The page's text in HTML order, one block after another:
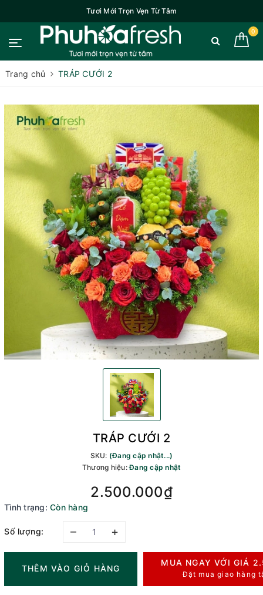
Tươi Mới Trọn Vẹn Từ Tâm
0
Trang chủ TRÁP CƯỚI 2
TRÁP CƯỚI 2
SKU: (Đang cập nhật...)
Thương hiệu:Đang cập nhật
2.500.000₫
Tình trạng: Còn hàng
Số lượng: – +
THÊM VÀO GIỎ HÀNG
MUA NGAY VỚI GIÁ
Đặt mua giao hàng